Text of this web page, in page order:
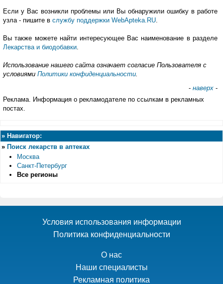
Если у Вас возникли проблемы или Вы обнаружили ошибку в работе
узла - пишите в службу поддержки WebApteka.RU
Вы также можете найти интересующее Вас наименование в разделе
Лекарства и биодобавки
Использование нашего сайта означает согласие Пользователя с
условиями Политики конфиденциальности
- наверх -
Реклама. Информация о рекламодателе по ссылкам в рекламных
постах.
» Навигатор:
» Поиск лекарств в аптеках
Москва
Санкт-Петербург
Все регионы
Условия использования информации
Политика конфиденциальности
О нас
Наши специалисты
Рекламная политика